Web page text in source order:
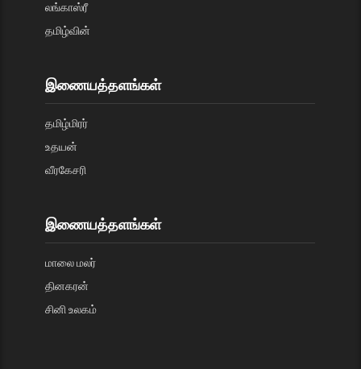
லங்காஸ்ரீ
தமிழ்வின்
இணையத்தளங்கள்
தமிழ்மிரர்
உதயன்
வீரகேசரி
இணையத்தளங்கள்
மாலை மலர்
தினகரன்
சினி உலகம்